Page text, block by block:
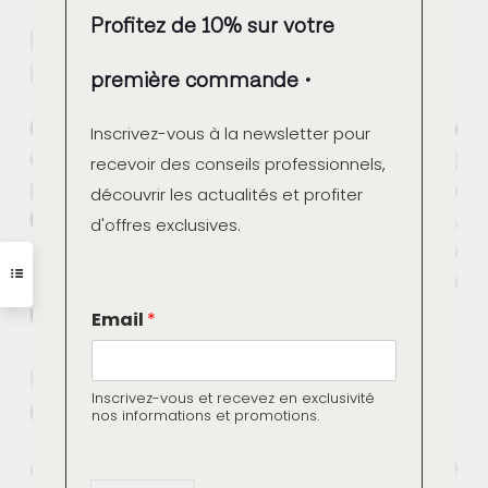
Des Réalisations de Qualité
Professionnelle
Plusieurs dizaines de milliers de chantiers ont déjà
été réalisés avec ces matériaux, démontrant
fiabilité et leur efficacité. Grâce à la nouvelle
boutique en ligne professionnelle de Marius Aurenti,
plusieurs pays du monde.
Un Large Choix de Couleurs et une
Grande Résistance
Profitez de 10% sur votre
première commande
Inscrivez-vous à la newsletter pour
recevoir des conseils professionnels,
découvrir les actualités et profiter
d'offres exclusives.
m
a
l
*
Email *
Inscrivez-vous et recevez en exclusivité
nos informations et promotions.